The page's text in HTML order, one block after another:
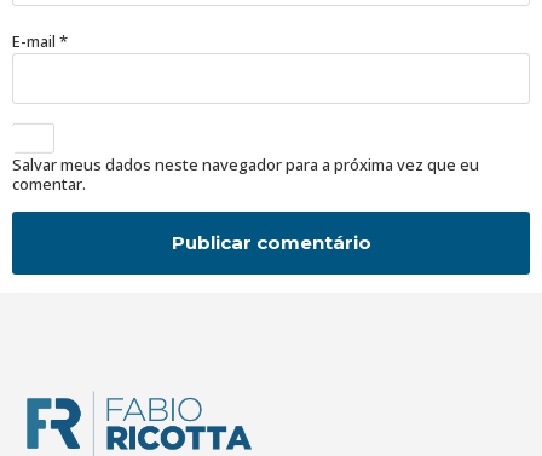
E-mail *
Salvar meus dados neste navegador para a próxima vez que eu
comentar.